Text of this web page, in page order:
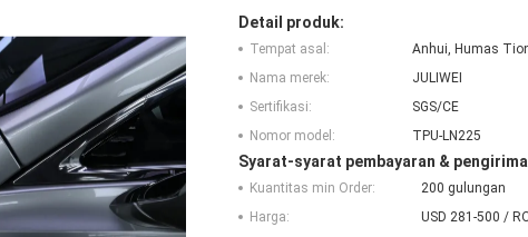
Detail produk:
Tempat asal:
Anhui, Humas
Nama merek:
JULIWEI
Sertifikasi:
SGS/CE
Nomor model:
TPU-LN225
Syarat-syarat pembayaran &
Kuantitas min Order:
200 gulungan
Harga:
USD 281-500 /